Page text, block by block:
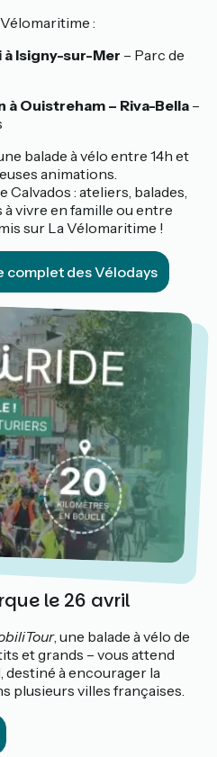
:
à Isigny-sur-Mer
– Parc de
à Ouistreham – Riva-Bella
balade à vélo entre 14h et
animations.
: ateliers, balades,
à vivre en famille ou entre
sur La Vélomaritime !
des Vélodays
le 26 avril
, une balade à vélo de
et grands – vous attend
destiné à encourager la
plusieurs villes françaises.